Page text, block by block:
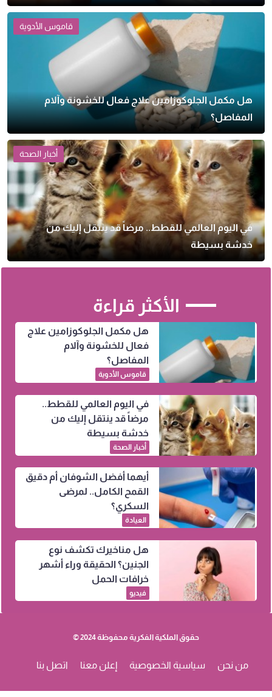
قاموس الأدوية
هل مكمل الجلوكوزامين علاج فعال للخشونة وآلام
المفاصل؟
أخبار الصحة
في اليوم العالمي للقطط.. مرضاً قد ينتقل إليك من
خدشة بسيطة
الأكثر قراءة
هل مكمل الجلوكوزامين علاج
فعال للخشونة وآلام
المفاصل؟
قاموس الأدوية
في اليوم العالمي للقطط..
مرضاً قد ينتقل إليك من
خدشة بسيطة
أخبار الصحة
أيهما أفضل الشوفان أم دقيق
القمح الكامل.. لمرضى
السكري؟
العيادة
هل مناخيرك تكشف نوع
الجنين؟ الحقيقة وراء أشهر
خرافات الحمل
فيديو
حقوق الملكية الفكرية محفوظة 2024 ©
من نحن سياسية الخصوصية إعلن معنا اتصل بنا